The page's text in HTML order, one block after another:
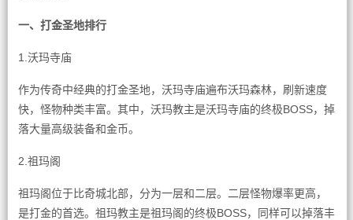
一、打金圣地排行
1.沃玛寺庙
作为传奇中经典的打金圣地，沃玛寺庙遍布沃玛森林，刷新速度
快，怪物种类丰富。其中，沃玛教主是沃玛寺庙的终极BOSS，掉
落大量高级装备和金币。
2.祖玛阁
祖玛阁位于比奇城北部，分为一层和二层。二层怪物爆率更高，
是打金的首选。祖玛教主是祖玛阁的终极BOSS，同样可以掉落丰